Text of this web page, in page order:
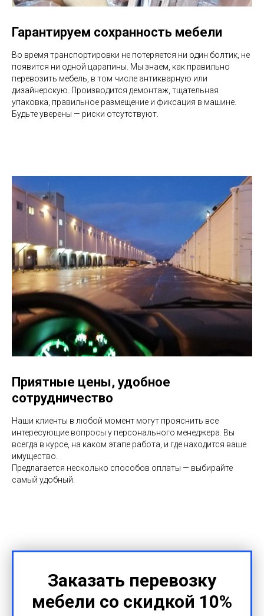
Гарантируем сохранность мебели
Во время транспортировки не потеряется ни один болтик, не
появится ни одной царапины. Мы знаем, как правильно
перевозить мебель, в том числе антикварную или
дизайнерскую. Производится демонтаж, тщательная
упаковка, правильное размещение и фиксация в машине.
Будьте уверены — риски отсутствуют.
Приятные цены, удобное
сотрудничество
Наши клиенты в любой момент могут прояснить все
интересующие вопросы у персонального менеджера. Вы
всегда в курсе, на каком этапе работа, и где находится ваше
имущество.
Предлагается несколько способов оплаты — выбирайте
самый удобный.
Заказать перевозку
мебели со скидкой 10%